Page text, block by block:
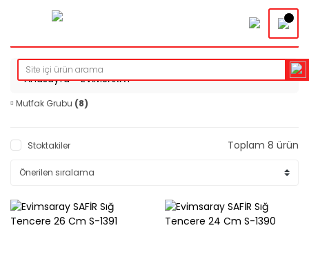
Anasayfa EVİMSARAY
Mutfak Grubu (8)
Stoktakiler Toplam 8 ürün